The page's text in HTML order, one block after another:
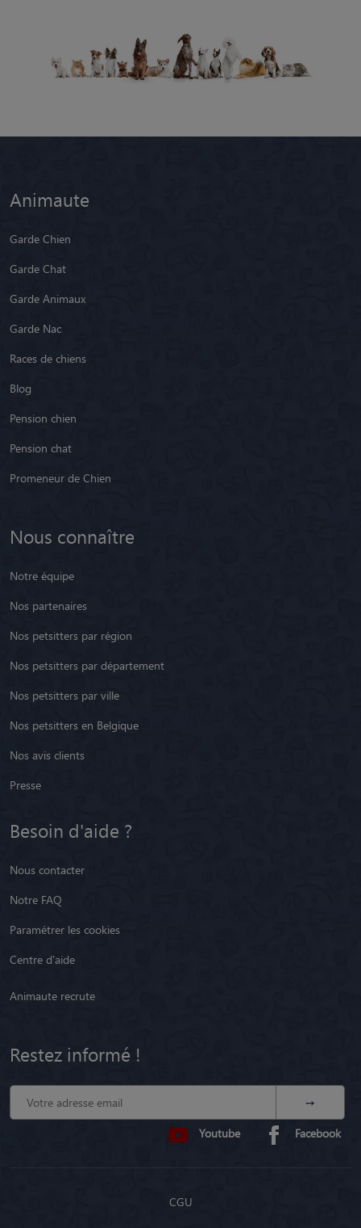
Animaute
Garde Chien
Garde Chat
Garde Animaux
Garde Nac
Races de chiens
Blog
Pension chien
Pension chat
Promeneur de Chien
Nous connaître
Notre équipe
Nos partenaires
Nos petsitters par région
Nos petsitters par département
Nos petsitters par ville
Nos petsitters en Belgique
Nos avis clients
Presse
Besoin d'aide ?
Nous contacter
Notre FAQ
Paramétrer les cookies
Centre d'aide
Animaute recrute
Restez informé !
Youtube Facebook
CGU